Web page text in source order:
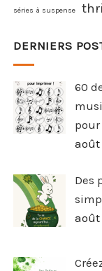
séries à suspense
DERNIERS
60
août
Des
août